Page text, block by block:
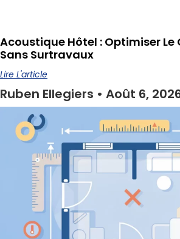
Acoustique Hôtel : Optimiser Le
Sans Surtravaux
Lire L'article
Ruben Ellegiers Août 6,